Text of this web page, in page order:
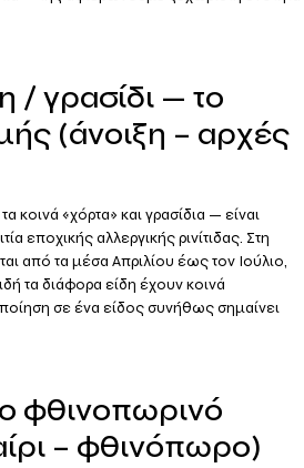
γρασίδι — το
(άνοιξη – αρχές
κοινά «χόρτα» και γρασίδια — είναι
εποχικής αλλεργικής ρινίτιδας. Στη
από τα μέσα Απριλίου έως τον Ιούλιο,
τα διάφορα είδη έχουν κοινά
σε ένα είδος συνήθως σημαίνει
φθινοπωρινό
– φθινόπωρο)